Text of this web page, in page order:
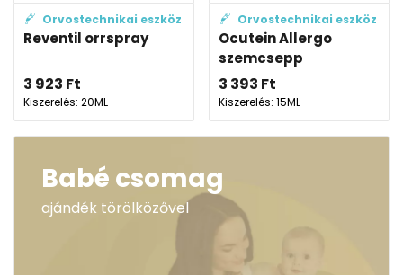
Orvostechnikai eszköz
Reventil orrspray
3 923 Ft
Kiszerelés: 20ML
Orvostechnikai eszköz
Ocutein Allergo
szemcsepp
3 393 Ft
Kiszerelés: 15ML
Babé csomag
ajándék törölközővel